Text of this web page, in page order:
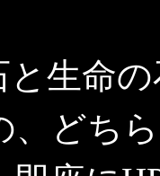
と生命
、どち